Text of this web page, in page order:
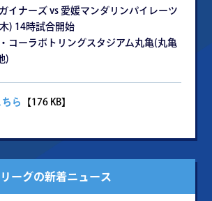
イナーズ vs 愛媛マンダリンパイレーツ
) 14時試合開始
コーラボトリングスタジアム丸亀(丸亀
)
ちら 【176 KB】
リーグの新着ニュース